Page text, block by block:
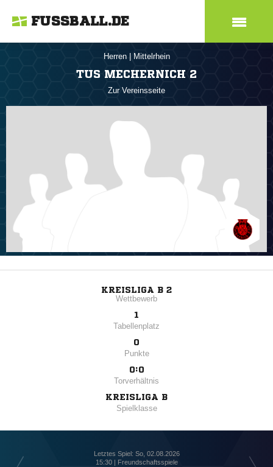
FUSSBALL.DE
Herren Mittelrhein
TUS MECHERNICH 2
Zur Vereinsseite
KREISLIGA B 2
Wettbewerb
1
Tabellenplatz
0
Punkte
0:0
Torverhältnis
KREISLIGA B
Spielklasse
Letztes Spiel: So, 02.08.2026
15:30 | Freundschaftsspiele